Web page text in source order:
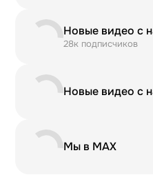
Новые видео с
28к подписчиков
Новые видео с
Мы в MAX